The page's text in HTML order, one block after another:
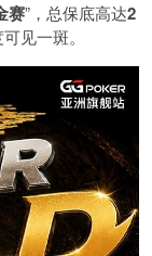
赛”，总保底高达2
见一斑。